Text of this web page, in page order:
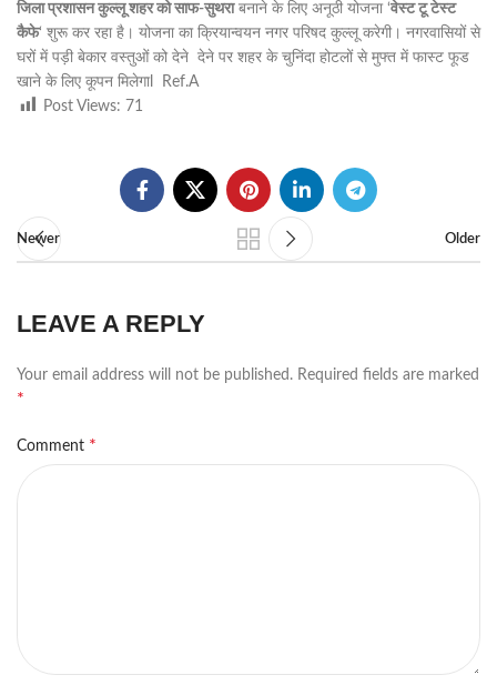
जिला प्रशासन कुल्लू शहर को साफ-सुथराबनाने के लिए अनूठी योजना ‘वेस्ट टू टेस्ट
कैफे‘ शुरू कर रहा है। योजना का क्रियान्वयन नगर परिषद कुल्लू करेगी। नगरवासियों से
घरों में पड़ी बेकार वस्तुओं को देने देने पर शहर के चुनिंदा होटलों से मुफ्त में फास्ट फूड
खाने के लिए कूपन मिलेगाl Ref.A
Post Views: 71
Newer Older
LEAVE A REPLY
Your email address will not be published. Required fields are marked
*
Comment *